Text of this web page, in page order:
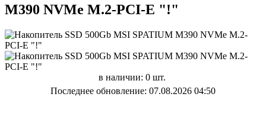
M390 NVMe M.2-PCI-E "!"
в наличии: 0 шт.
Последнее обновление: 07.08.2026 04:50